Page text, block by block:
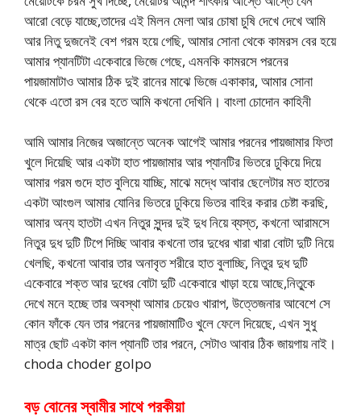
আরো বেড়ে যাচ্ছে,তাদের এই মিলন মেলা আর চোষা চুষি দেখে দেখে আমি
আর নিতু দুজনেই বেশ গরম হয়ে গেছি, আমার সোনা থেকে কামরস বের হয়ে
আমার প্যানটিটা একেবারে ভিজে গেছে, এমনকি কামরসে পরনের
পায়জামাটাও আমার ঠিক দুই রানের মাঝে ভিজে একাকার, আমার সোনা
থেকে এতো রস বের হতে আমি কখনো দেখিনি। বাংলা চোদোন কাহিনী
আমি আমার নিজের অজান্তে অনেক আগেই আমার পরনের পায়জামার ফিতা
খুলে দিয়েছি আর একটা হাত পায়জামার আর প্যানটির ভিতরে ঢুকিয়ে দিয়ে
আমার গরম গুদে হাত বুলিয়ে যাচ্ছি, মাঝে মদ্ধে আবার ছেলেটার মত হাতের
একটা আংগুল আমার যোনির ভিতরে ঢুকিয়ে ভিতর বাহির করার চেষ্টা করছি,
আমার অন্য হাতটা এখন নিতুর সুন্দর দুই দুধ নিয়ে ব্যস্ত, কখনো আরামসে
নিতুর দুধ দুটি টিপে দিচ্ছি আবার কখনো তার দুধের খারা খারা বোটা দুটি নিয়ে
খেলছি, কখনো আবার তার অনাবৃত শরীরে হাত বুলাচ্ছি, নিতুর দুধ দুটি
একেবারে শক্ত আর দুধের বোটা দুটি একেবারে খাড়া হয়ে আছে,নিতু্কে
দেখে মনে হচ্ছে তার অবস্থা আমার চেয়েও খারাপ, উত্তেজনার আবেশে সে
কোন ফাঁকে যেন তার পরনের পায়জামাটিও খুলে ফেলে দিয়েছে, এখন সুধু
মাত্র ছোট একটা কাল প্যানটি তার পরনে, সেটাও আবার ঠিক জায়গায় নাই।
choda choder golpo
বড় বোনের স্বামীর সাথে পরকীয়া